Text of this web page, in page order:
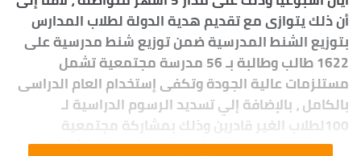
ك
ت
ر
و
ن
ي
أن ذلك يتوازى مع تقديم هدية الدولة لطلاب المدارس
بتوزيع الشنط المدرسية ضمن توزيع شنط مدرسية على
1622 طالب وطالبة بـ 56 مدرسة مجتمعية تشمل
مستلزمات عالية الجودة وتكفى إستخدام العام الدراسى
بالكامل ، بالإضافة إلي تسديد الرسوم الدراسية لـ
100لطلاب الغير قادرين وذلك بمشاركة مجتمعية
متكاملة للعديد من المؤسسات والجمعيات الأهلية في